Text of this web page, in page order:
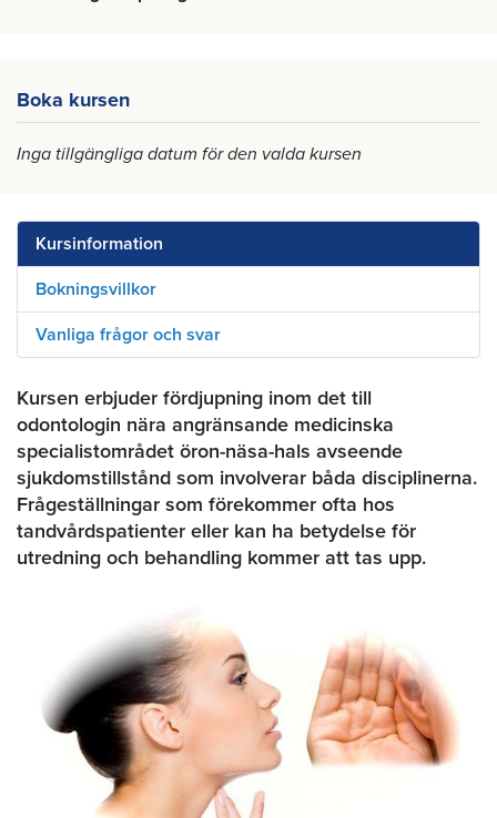
Boka kursen
Inga tillgängliga datum för den valda kursen
Kursinformation
Bokningsvillkor
Vanliga frågor och svar
Kursen erbjuder fördjupning inom det till
odontologin nära angränsande medicinska
specialistområdet öron-näsa-hals avseende
sjukdomstillstånd som involverar båda disciplinerna.
Frågeställningar som förekommer ofta hos
tandvårdspatienter eller kan ha betydelse för
utredning och behandling kommer att tas upp.